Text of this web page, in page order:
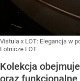
Vistula x LOT: Elegancja w
Lotnicze LOT
Kolekcja
oraz